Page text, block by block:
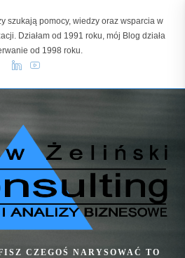
szukają pomocy, wiedzy oraz wsparcia w
Działam od 1991 roku, mój Blog działa
od 1998 roku.
CZEGOŚ NARYSOWAĆ TO